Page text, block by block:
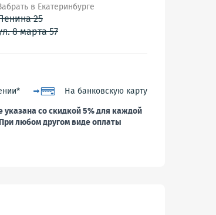
в Екатеринбурге
25
8 марта 57
На банковскую карту
указана со скидкой 5% для каждой
любом другом виде оплаты